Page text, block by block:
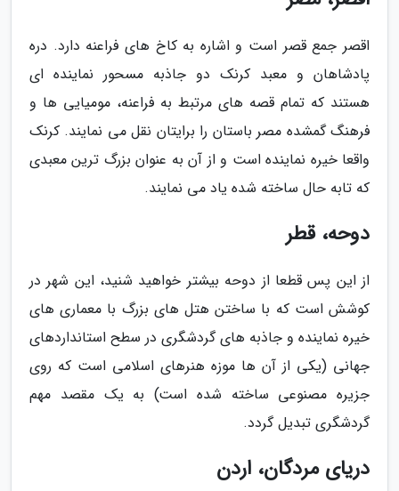
اقصر جمع قصر است و اشاره به کاخ های فراعنه دارد. دره
پادشاهان و معبد کرنک دو جاذبه مسحور نماینده ای
هستند که تمام قصه های مرتبط به فراعنه، مومیایی ها و
فرهنگ گمشده مصر باستان را برایتان نقل می نمایند. کرنک
واقعا خیره نماینده است و از آن به عنوان بزرگ ترین معبدی
که تابه حال ساخته شده یاد می نمایند.
دوحه، قطر
از این پس قطعا از دوحه بیشتر خواهید شنید، این شهر در
کوشش است که با ساختن هتل های بزرگ با معماری های
خیره نماینده و جاذبه های گردشگری در سطح استانداردهای
جهانی (یکی از آن ها موزه هنرهای اسلامی است که روی
جزیره مصنوعی ساخته شده است) به یک مقصد مهم
گردشگری تبدیل گردد.
دریای مردگان، اردن